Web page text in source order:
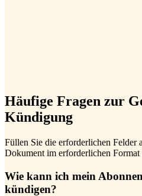
Häufige Fragen zur
Kündigung
Füllen Sie die erforderlichen Felder
Dokument im erforderlichen Format
Wie kann ich mein
kündigen?